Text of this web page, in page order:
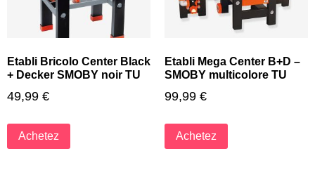
Etabli Bricolo Center Black
+ Decker SMOBY noir TU
49,99 €
Achetez
Etabli Mega Center B+D –
SMOBY multicolore TU
99,99 €
Achetez